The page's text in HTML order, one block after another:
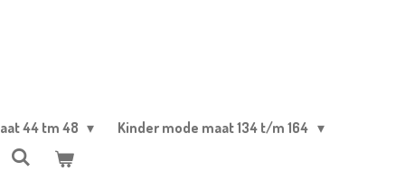
44 tm 48 Kinder mode maat 134 t/m 164